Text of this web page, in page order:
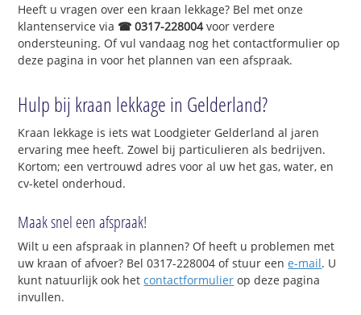
Heeft u vragen over een kraan lekkage? Bel met onze
klantenservice via ☎ 0317-228004voor verdere
ondersteuning. Of vul vandaag nog het contactformulier op
deze pagina in voor het plannen van een afspraak.
Hulp bij kraan lekkage in Gelderland?
Kraan lekkage is iets wat Loodgieter Gelderland al jaren
ervaring mee heeft. Zowel bij particulieren als bedrijven.
Kortom; een vertrouwd adres voor al uw het gas, water, en
cv-ketel onderhoud.
Maak snel een afspraak!
Wilt u een afspraak in plannen? Of heeft u problemen met
uw kraan of afvoer? Bel 0317-228004 of stuur eene-mail. U
kunt natuurlijk ook hetcontactformulier op deze pagina
invullen.